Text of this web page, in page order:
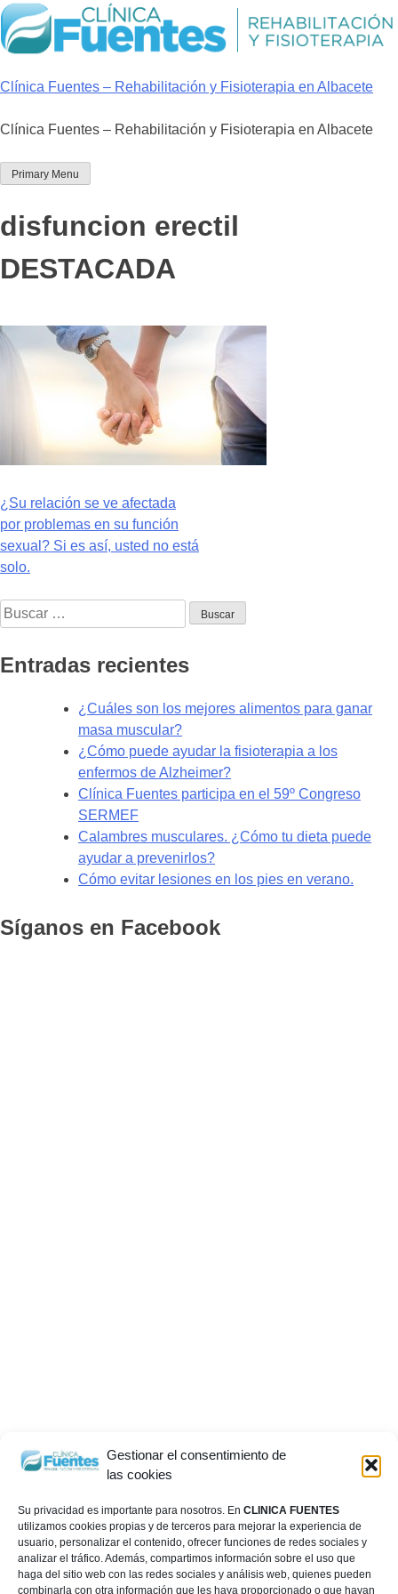
Gestionar el consentimiento de
las cookies
Su privacidad es importante para nosotros. En CLINICA FUENTES
utilizamos cookies propias y de terceros para mejorar la experiencia de
usuario, personalizar el contenido, ofrecer funciones de redes sociales y
analizar el tráfico. Además, compartimos información sobre el uso que
haga del sitio web con las redes sociales y análisis web, quienes pueden
combinarla con otra información que les haya proporcionado o que hayan
Skip
to
content
Clínica Fuentes – Rehabilitación y Fisioterapia en Albacete
Clínica Fuentes – Rehabilitación y Fisioterapia en Albacete
Primary Menu
disfuncion erectil
DESTACADA
Navegación
de
entradas
¿Su relación se ve afectada
por problemas en su función
sexual? Si es así, usted no está
solo.
Buscar:
Entradas recientes
¿Cuáles son los mejores alimentos para ganar
masa muscular?
¿Cómo puede ayudar la fisioterapia a los
enfermos de Alzheimer?
Clínica Fuentes participa en el 59º Congreso
SERMEF
Calambres musculares. ¿Cómo tu dieta puede
ayudar a prevenirlos?
Cómo evitar lesiones en los pies en verano.
Síganos en Facebook